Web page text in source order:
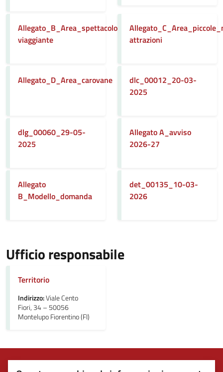
Allegato_B_Area_spettacolo
viaggiante
attrazioni
Allegato_D_Area_carovane
dlc_00012_20-03-
2025
dlg_00060_29-05-
2025
Allegato A_avviso
2026-27
Allegato
B_Modello_domanda
det_00135_10-03-
2026
Ufficio responsabile
Territorio
Indirizzo:Viale Cento
Fiori, 34 – 50056
Montelupo Fiorentino (FI)